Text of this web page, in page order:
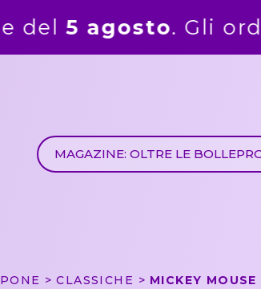
ricevuti dal 6
MAGAZINE: OLTRE LE BOLLE
CLASSICHE